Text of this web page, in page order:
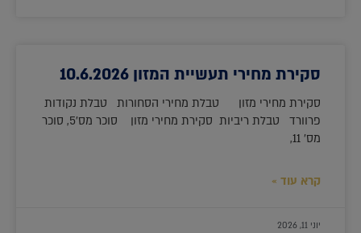
סקירת מחירי תעשיית המזון 10.6.2026
סקירת מחירי מזון טבלת מחירי הסחורות טבלת נקודות
פרוורד טבלת ריביות סקירת מחירי מזון סוכר מס'5, סוכר
מס' 11,
קרא עוד »
יוני 11, 2026